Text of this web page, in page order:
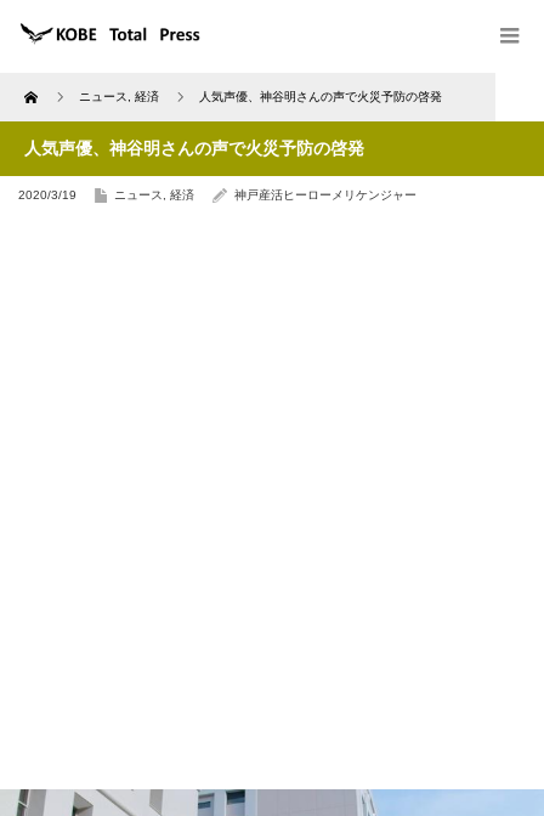
Home ニュース 経済 人気声優、神谷明さんの声で火災予防の啓発
人気声優、神谷明さんの声で火災予防の啓発
2020/3/19 ニュース 経済 神戸産活ヒーローメリケンジャー